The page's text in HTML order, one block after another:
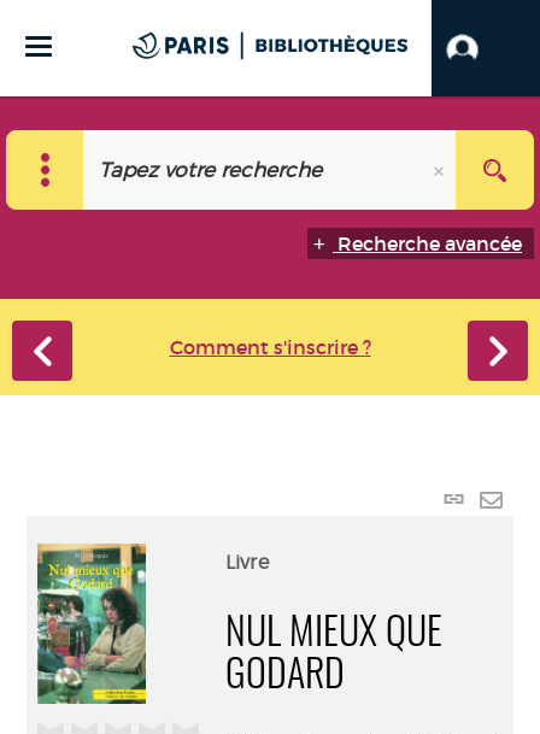
Recherche avancée
Comment s'inscrire ?
Lien
Livre
NUL MIEUX QUE
GODARD